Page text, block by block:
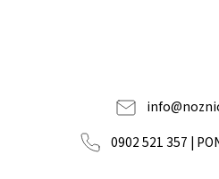
info@
0902 521 357 |